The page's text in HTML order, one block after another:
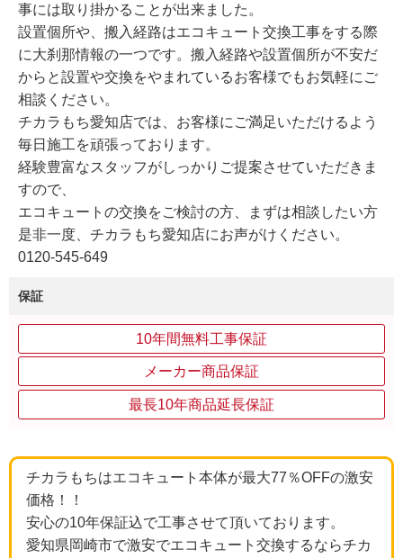
事には取り掛かることが出来ました。
設置個所や、搬入経路はエコキュート交換工事をする際
に大刹那情報の一つです。搬入経路や設置個所が不安だ
からと設置や交換をやまれているお客様でもお気軽にご
相談ください。
チカラもち愛知店では、お客様にご満足いただけるよう
毎日施工を頑張っております。
経験豊富なスタッフがしっかりご提案させていただきま
すので、
エコキュートの交換をご検討の方、まずは相談したい方
是非一度、チカラもち愛知店にお声がけください。
0120-545-649
保証
10年間無料工事保証
メーカー商品保証
最長10年商品延長保証
チカラもちはエコキュート本体が最大77％OFFの激安
価格！！
安心の10年保証込で工事させて頂いております。
愛知県岡崎市で激安でエコキュート交換するならチカ